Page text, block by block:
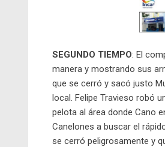
SEGUNDO TIEMPO: El
manera y mostrando sus
que se cerró y sacó justo
local. Felipe Travieso robó
pelota al área donde Cano
Canelones a buscar el
se cerró peligrosamente y